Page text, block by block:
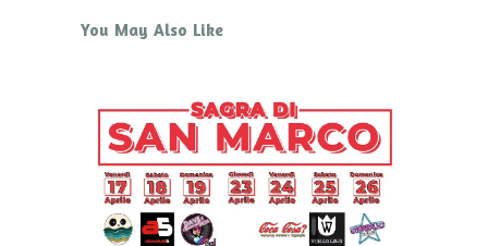
You May Also Like